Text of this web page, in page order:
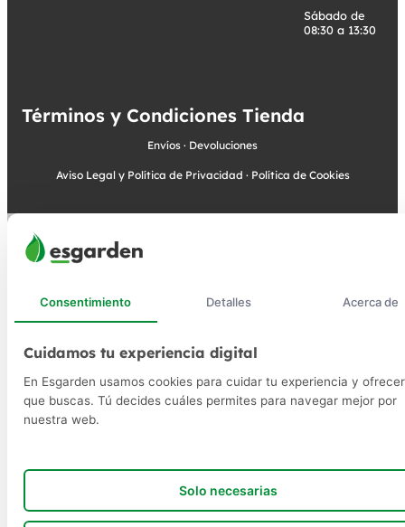
Sábado de
08:30 a 13:30
Términos y Condiciones Tienda
Envíos · Devoluciones
Aviso Legal y Política de Privacidad · Política de Cookies
Consentimiento Detalles Acerca de
Cuidamos tu experiencia digital
En Esgarden usamos cookies para cuidar tu experiencia y
que buscas. Tú decides cuáles permites para navegar mejor por
nuestra web.
Solo necesarias